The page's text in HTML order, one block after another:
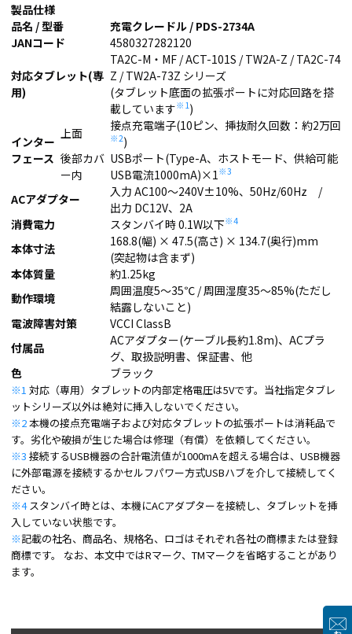
製品仕様
品名 / 型番
充電クレードル / PDS-2734A
JANコード
4580327282120
対応タブレット(専
用)
TA2C-M・MF / ACT-101S / TW2A-Z / TA2C-74
Z / TW2A-73Z シリーズ
(タブレット底面の拡張ポートに対応回路を搭
載しています※1)
インター
フェース
上面 接点充電端子(10ピン、挿抜耐久回数：約2万回
※2)
後部カバ
ー内
USBポート(Type-A、ホストモード、供給可能
USB電流1000mA)×1 ※3
ACアダプター
入力 AC100～240V±10%、50Hz/60Hz /
出力 DC12V、2A
消費電力
スタンバイ時 0.1W以下※4
本体寸法
168.8(幅) × 47.5(高さ) × 134.7(奥行)mm
(突起物は含まず)
本体質量
約1.25kg
動作環境
周囲温度5～35℃ / 周囲湿度35～85%(ただし
結露しないこと)
電波障害対策
VCCI ClassB
付属品
ACアダプター(ケーブル長約1.8m)、ACプラ
グ、取扱説明書、保証書、他
色
ブラック
※1 対応（専用）タブレットの内部定格電圧は5Vです。当社指定タブレ
ットシリーズ以外は絶対に挿入しないでください。
※2本機の接点充電端子および対応タブレットの拡張ポートは消耗品で
す。劣化や破損が生じた場合は修理（有償）を依頼してください。
※3 接続するUSB機器の合計電流値が1000mAを超える場合は、USB機器
に外部電源を接続するかセルフパワー方式USBハブを介して接続してく
ださい。
※4スタンバイ時とは、本機にACアダプターを接続し、タブレットを挿
入していない状態です。
※記載の社名、商品名、規格名、ロゴはそれぞれ各社の商標または登録
商標です。 なお、本文中ではRマーク、TMマークを省略することがあり
ます。